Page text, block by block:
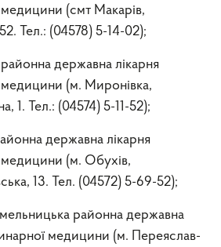
медицини (смт Макарів,
Тел.: (04578) 5-14-02);
державна лікарня
медицини (м. Миронівка,
1. Тел.: (04574) 5-11-52);
державна лікарня
медицини (м. Обухів,
13. Тел. (04572) 5-69-52);
районна державна
медицини (м. Переяслав-